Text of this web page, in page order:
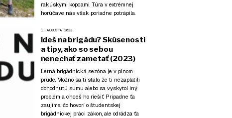
rakúskymi kopcami. Túra v extrémnej
horúčave nás však poriadne potrápila.
1. AUGUSTA 2023
Ideš na brigádu? Skúsenosti
a tipy, ako so sebou
nenechať zametať (2023)
Letná brigádnická sezóna je v plnom
prúde. Možno sa ti stalo, že ti nezaplatili
dohodnutú sumu alebo sa vyskytol iný
problém a chceš ho riešiť. Prípadne ťa
zaujíma, čo hovorí o študentskej
brigádnickej práci zákon, ale odrádza ťa